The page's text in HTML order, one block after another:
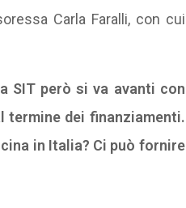
Carla Faralli, con cui
SIT però si va avanti con
termine dei finanziamenti.
in Italia? Ci può fornire